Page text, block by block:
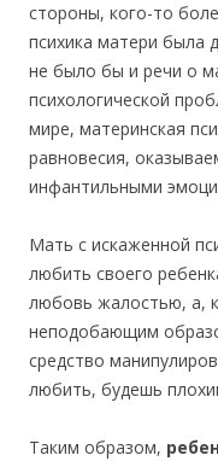
стороны, кого-то
психика матери была
не было бы и речи о
психологической
мире, материнская
равновесия,
инфантильными
Мать с искаженной
любить своего
любовь жалостью, а,
неподобающим
средство
любить, будешь
Таким образом,